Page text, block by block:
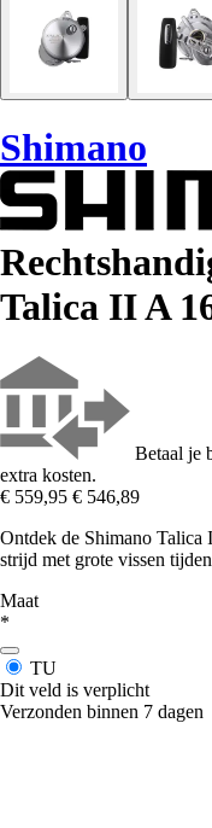
Shimano
Talica II A
Betaal je
extra kosten.
€ 559,95 € 546,89
Ontdek de Shimano Talica
strijd met grote vissen
Maat
*
TU
Dit veld is verplicht
Verzonden binnen 7 dagen